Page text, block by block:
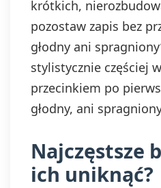
krótkich,
pozostaw zapis bez
głodny ani
stylistycznie częściej
przecinkiem po
głodny, ani
Najczęstsze
ich uniknąć?